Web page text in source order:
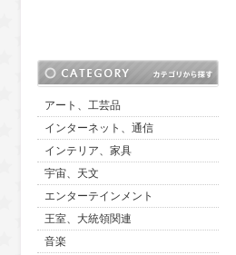
アート、工芸品
インターネット、通信
インテリア、家具
宇宙、天文
エンターテインメント
王室、大統領関連
音楽